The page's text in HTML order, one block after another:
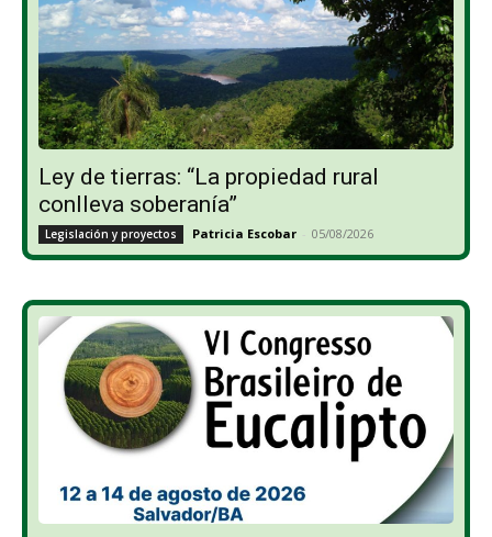
Ley de tierras: “La propiedad rural
conlleva soberanía”
Legislación y proyectos Patricia Escobar - 05/08/2026